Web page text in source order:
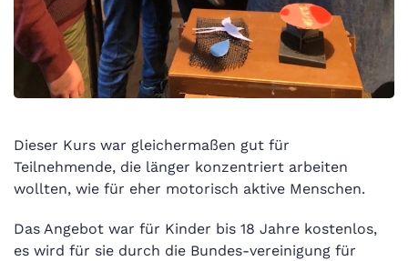
Dieser Kurs war gleichermaßen gut für
Teilnehmende, die länger konzentriert arbeiten
wollten, wie für eher motorisch aktive Menschen.
Das Angebot war für Kinder bis 18 Jahre kostenlos,
es wird für sie durch die Bundes-vereinigung für